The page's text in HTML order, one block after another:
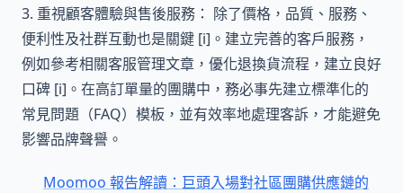
3. 重視顧客體驗與售後服務： 除了價格，品質、服務、
便利性及社群互動也是關鍵 [i]。建立完善的客戶服務，
例如參考相關客服管理文章，優化退換貨流程，建立良好
口碑 [i]。在高訂單量的團購中，務必事先建立標準化的
常見問題（FAQ）模板，並有效率地處理客訴，才能避免
影響品牌聲譽。
Moomoo 報告解讀：巨頭入場對社區團購供應鏈的